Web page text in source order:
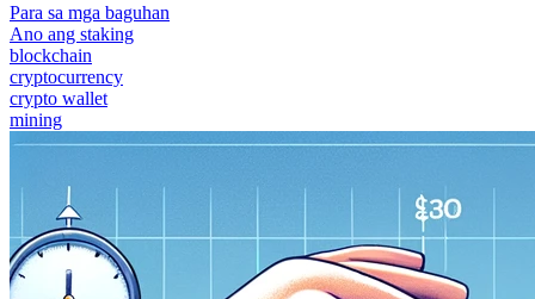
Para sa mga baguhan
Ano ang staking
blockchain
cryptocurrency
crypto wallet
mining